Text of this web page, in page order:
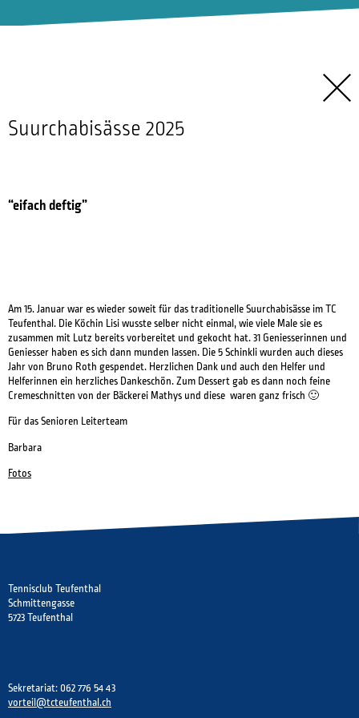
Suurchabisässe 2025
“eifach deftig”
Am 15. Januar war es wieder soweit für das traditionelle Suurchabisässe im TC
Teufenthal. Die Köchin Lisi wusste selber nicht einmal, wie viele Male sie es
zusammen mit Lutz bereits vorbereitet und gekocht hat. 31 Geniesserinnen und
Geniesser haben es sich dann munden lassen. Die 5 Schinkli wurden auch dieses
Jahr von Bruno Roth gespendet. Herzlichen Dank und auch den Helfer und
Helferinnen ein herzliches Dankeschön. Zum Dessert gab es dann noch feine
Cremeschnitten von der Bäckerei Mathys und diese waren ganz frisch 🙂
Für das Senioren Leiterteam
Barbara
Fotos
Tennisclub Teufenthal
Schmittengasse
5723 Teufenthal
Sekretariat: 062 776 54 43
vorteil@tcteufenthal.ch